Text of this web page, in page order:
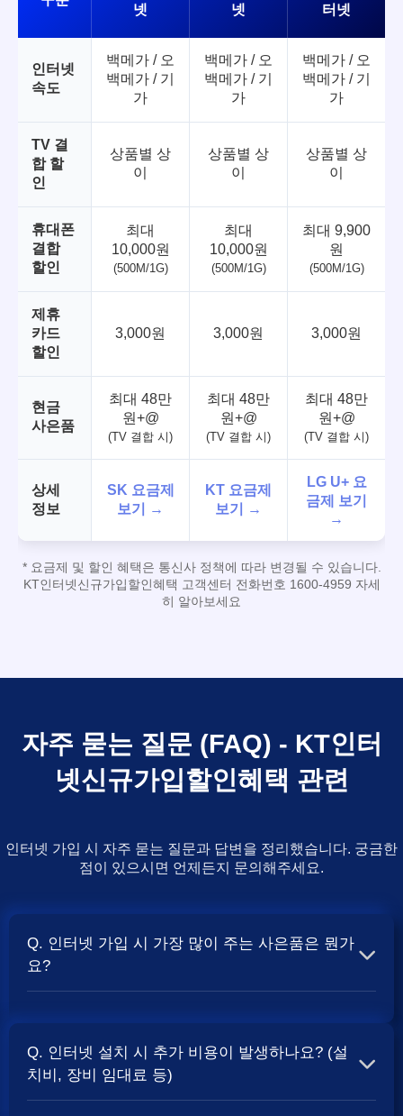
넷
넷
터넷
인터넷
속도
백메가 / 오
백메가 / 기
가
백메가 / 오
백메가 / 기
가
백메가 / 오
백메가 / 기
가
TV 결
합 할
인
상품별 상
이
상품별 상
이
상품별 상
이
휴대폰
결합
할인
최대
10,000원
(500M/1G)
최대
10,000원
(500M/1G)
최대 9,900
원
(500M/1G)
제휴
카드
할인
3,000원 3,000원 3,000원
현금
사은품
최대 48만
원+@
(TV 결합 시)
최대 48만
원+@
(TV 결합 시)
최대 48만
원+@
(TV 결합 시)
상세
정보
SK 요금제
보기 →
KT 요금제
보기 →
LG U+ 요
금제 보기
→
* 요금제 및 할인 혜택은 통신사 정책에 따라 변경될 수 있습니다.
KT인터넷신규가입할인혜택 고객센터 전화번호 1600-4959 자세
히 알아보세요
자주 묻는 질문 (FAQ) - KT인터
넷신규가입할인혜택 관련
인터넷 가입 시 자주 묻는 질문과 답변을 정리했습니다. 궁금한
점이 있으시면 언제든지 문의해주세요.
Q. 인터넷 가입 시 가장 많이 주는 사은품은 뭔가
요?
보통 500Mbps 또는 1Gbps 인터넷을 TV와 결합하여 가입
할 때 현금 사은품및 상품권 혜택이 더 크게 지급되는 경향
Q. 인터넷 설치 시 추가 비용이 발생하나요? (설
치비, 장비 임대료 등)